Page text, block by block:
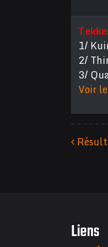
1/
2/
3/
Voir
Liens